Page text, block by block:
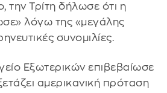
την Τρίτη δήλωσε ότι η
λόγω της «μεγάλης
συνομιλίες.
Εξωτερικών επιβεβαίωσε
αμερικανική πρόταση